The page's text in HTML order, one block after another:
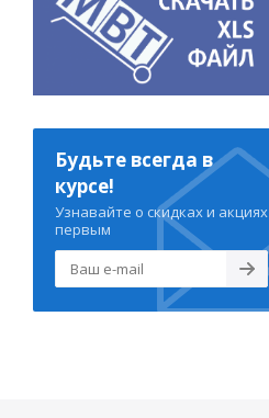
Будьте всегда в
курсе!
Узнавайте о скидках и акциях
первым